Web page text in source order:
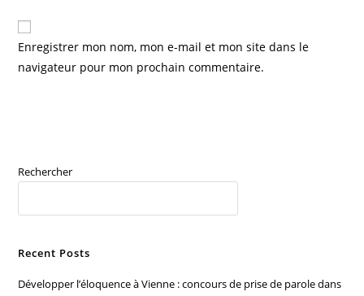
comment
de
votre
(facultatif)
Enregistrer mon nom, mon e-mail et mon site dans le
navigateur pour mon prochain commentaire.
Rechercher
Recent Posts
Développer l’éloquence à Vienne : concours de prise de parole dans